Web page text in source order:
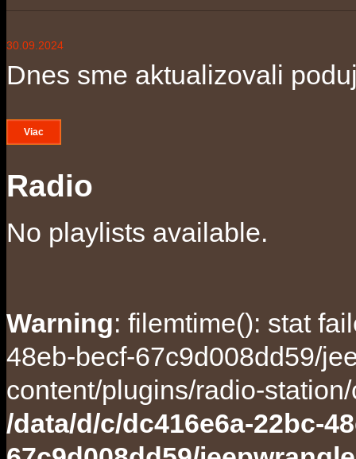
30.09.2024
Dnes sme aktualizovali
Viac
Radio
No playlists available.
Warning: filemtime(): stat
48eb-becf-67c9d008dd59/
content/plugins/radio-
/data/d/c/dc416e6a-22bc-